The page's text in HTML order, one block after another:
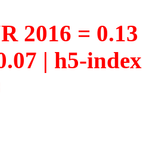
2016 =
| h5-